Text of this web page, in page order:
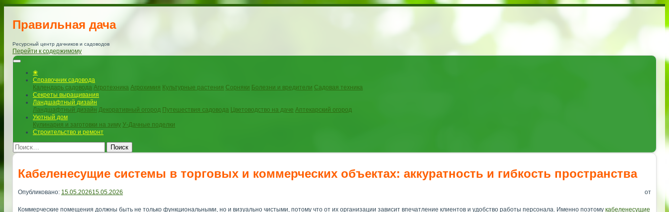
Правильная дача
Ресурсный центр дачников и садоводов
Перейти к содержимому
❀
Справочник садовода
Календарь садовода Агротехника Агрохимия Культурные растения Сорняки Болезни и вредители Садовая техника
Секреты выращивания
Ландшафтный дизайн
Ландшафтный дизайн Декоративный огород Путешествия садовода Цветоводство на даче Аптекарский огород
Уютный дом
Кулинария и заготовки на зиму У-Дачные поделки
Строительство и ремонт
Поиск
Кабеленесущие системы в торговых и коммерческих объектах: аккуратность и гибкость пространства
Опубликовано: 15.05.202615.05.2026 от
Коммерческие помещения должны быть не только функциональными, но и визуально чистыми, потому что от их организации зависит впечатление клиентов и удобство работы персонала. Именно поэтому кабеленесущие